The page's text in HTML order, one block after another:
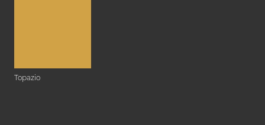
Topazio